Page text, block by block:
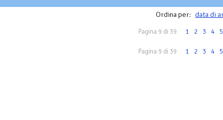
Ordina per: data di
Pagina 9 di 39 1 2 3 4 5
Pagina 9 di 39 1 2 3 4 5